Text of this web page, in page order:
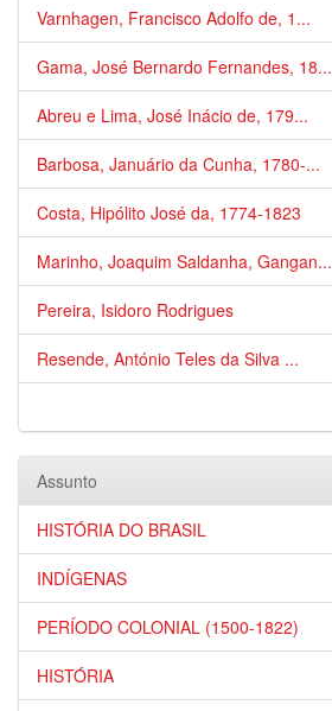
Varnhagen, Francisco Adolfo de, 1...
Gama, José Bernardo Fernandes, 18...
Abreu e Lima, José Inácio de, 179...
Barbosa, Januário da Cunha, 1780-...
Costa, Hipólito José da, 1774-1823
Marinho, Joaquim Saldanha, Gangan...
Pereira, Isidoro Rodrigues
Resende, António Teles da Silva ...
Assunto
HISTÓRIA DO BRASIL
INDÍGENAS
PERÍODO COLONIAL (1500-1822)
HISTÓRIA